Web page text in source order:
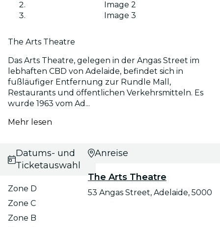
Image 2
Image 3
The Arts Theatre
Das Arts Theatre, gelegen in der Angas Street im
lebhaften CBD von Adelaide, befindet sich in
fußläufiger Entfernung zur Rundle Mall,
Restaurants und öffentlichen Verkehrsmitteln. Es
wurde 1963 vom Ad...
Mehr lesen
Datums- und
Ticketauswahl
Zone D
Zone C
Zone B
Anreise
The Arts Theatre
53 Angas Street, Adelaide, 5000